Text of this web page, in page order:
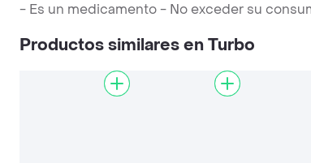
- Es un medicamento - No exceder su
Productos similares en Turbo